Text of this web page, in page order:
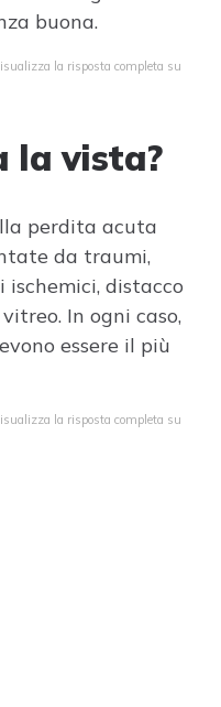
buona.
la risposta completa su
la vista?
perdita acuta
da traumi,
distacco
In ogni caso,
essere il più
la risposta completa su